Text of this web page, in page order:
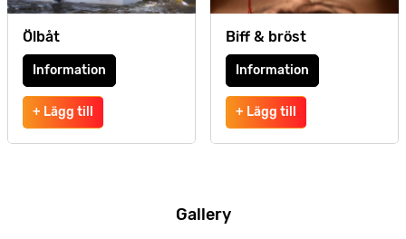
Ölbåt
Information
+ Lägg till
Biff & bröst
Information
+ Lägg till
Gallery